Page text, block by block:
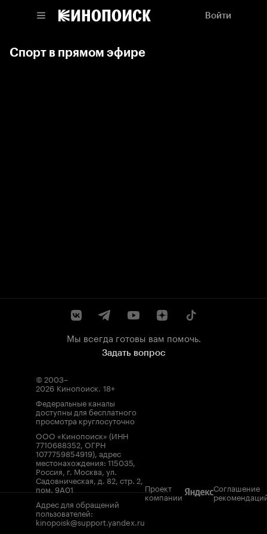
Войти
Спорт в прямом эфире
Мы всегда готовы вам помочь.
Задать вопрос
© 2003–
2026 Кинопоиск. 18+
Федеральные каналы
доступны для бесплатного
просмотра круглосуточно
ООО «Кинопоиск» (ИНН
7710688352, ОГРН
1077759854919), адрес
местонахождения: 115035,
Россия, г. Москва, ул.
Садовническая, д. 82, стр. 2,
пом. 9А01
Адрес для обращений
пользователей:
kinopoisk@support.yandex.ru
Проект
компании
Соглашение